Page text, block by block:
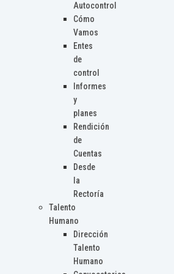
Autocontrol
Cómo
Vamos
Entes
de
control
Informes
y
planes
Rendición
de
Cuentas
Desde
la
Rectoría
Talento
Humano
Dirección
Talento
Humano